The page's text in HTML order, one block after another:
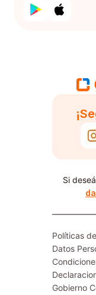
Si
Políticas
Datos
Gobierno